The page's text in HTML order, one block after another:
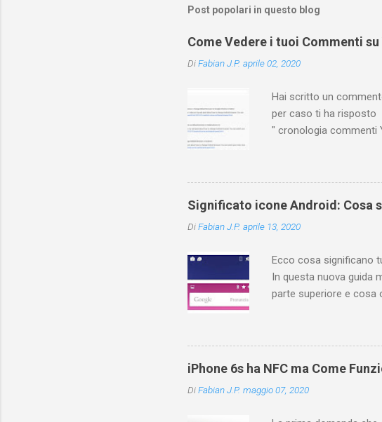
Post popolari in questo blog
Come Vedere i tuoi Commenti
DiFabian J.P. aprile 02, 2020
Hai scritto un
per caso ti ha risposto
" cronologia commenti
dove trovare i propri
Ovviamente la
di YouTube perché è
Vediamo quindi
YouTuber e magari
Significato icone Android: Cosa
DiFabian J.P. aprile 13, 2020
Ecco cosa significano
In questa nuova guida
parte superiore e cosa
cosa significano.
differente e
applicazioni, ad
icone, fate scorrere la
forniscono
iPhone 6s ha NFC ma Come
DiFabian J.P. maggio 07, 2020